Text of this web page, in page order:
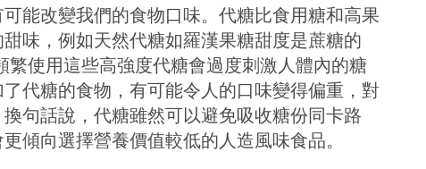
能改變我們的食物口味。代糖比食用糖和高果
味，例如天然代糖如羅漢果糖甜度是蔗糖的
使用這些高強度代糖會過度刺激人體內的糖
代糖的食物，有可能令人的口味變得偏重，對
句話說，代糖雖然可以避免吸收糖份同卡路
傾向選擇營養價值較低的人造風味食品。